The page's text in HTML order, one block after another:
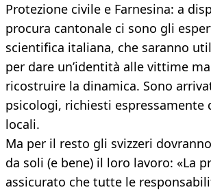
Protezione civile e Farnesina: a
procura cantonale ci sono gli
scientifica italiana, che saranno
per dare un’identità alle vittime
ricostruire la dinamica. Sono
psicologi, richiesti espressamente
locali.
Ma per il resto gli svizzeri
da soli (e bene) il loro lavoro: «La
assicurato che tutte le